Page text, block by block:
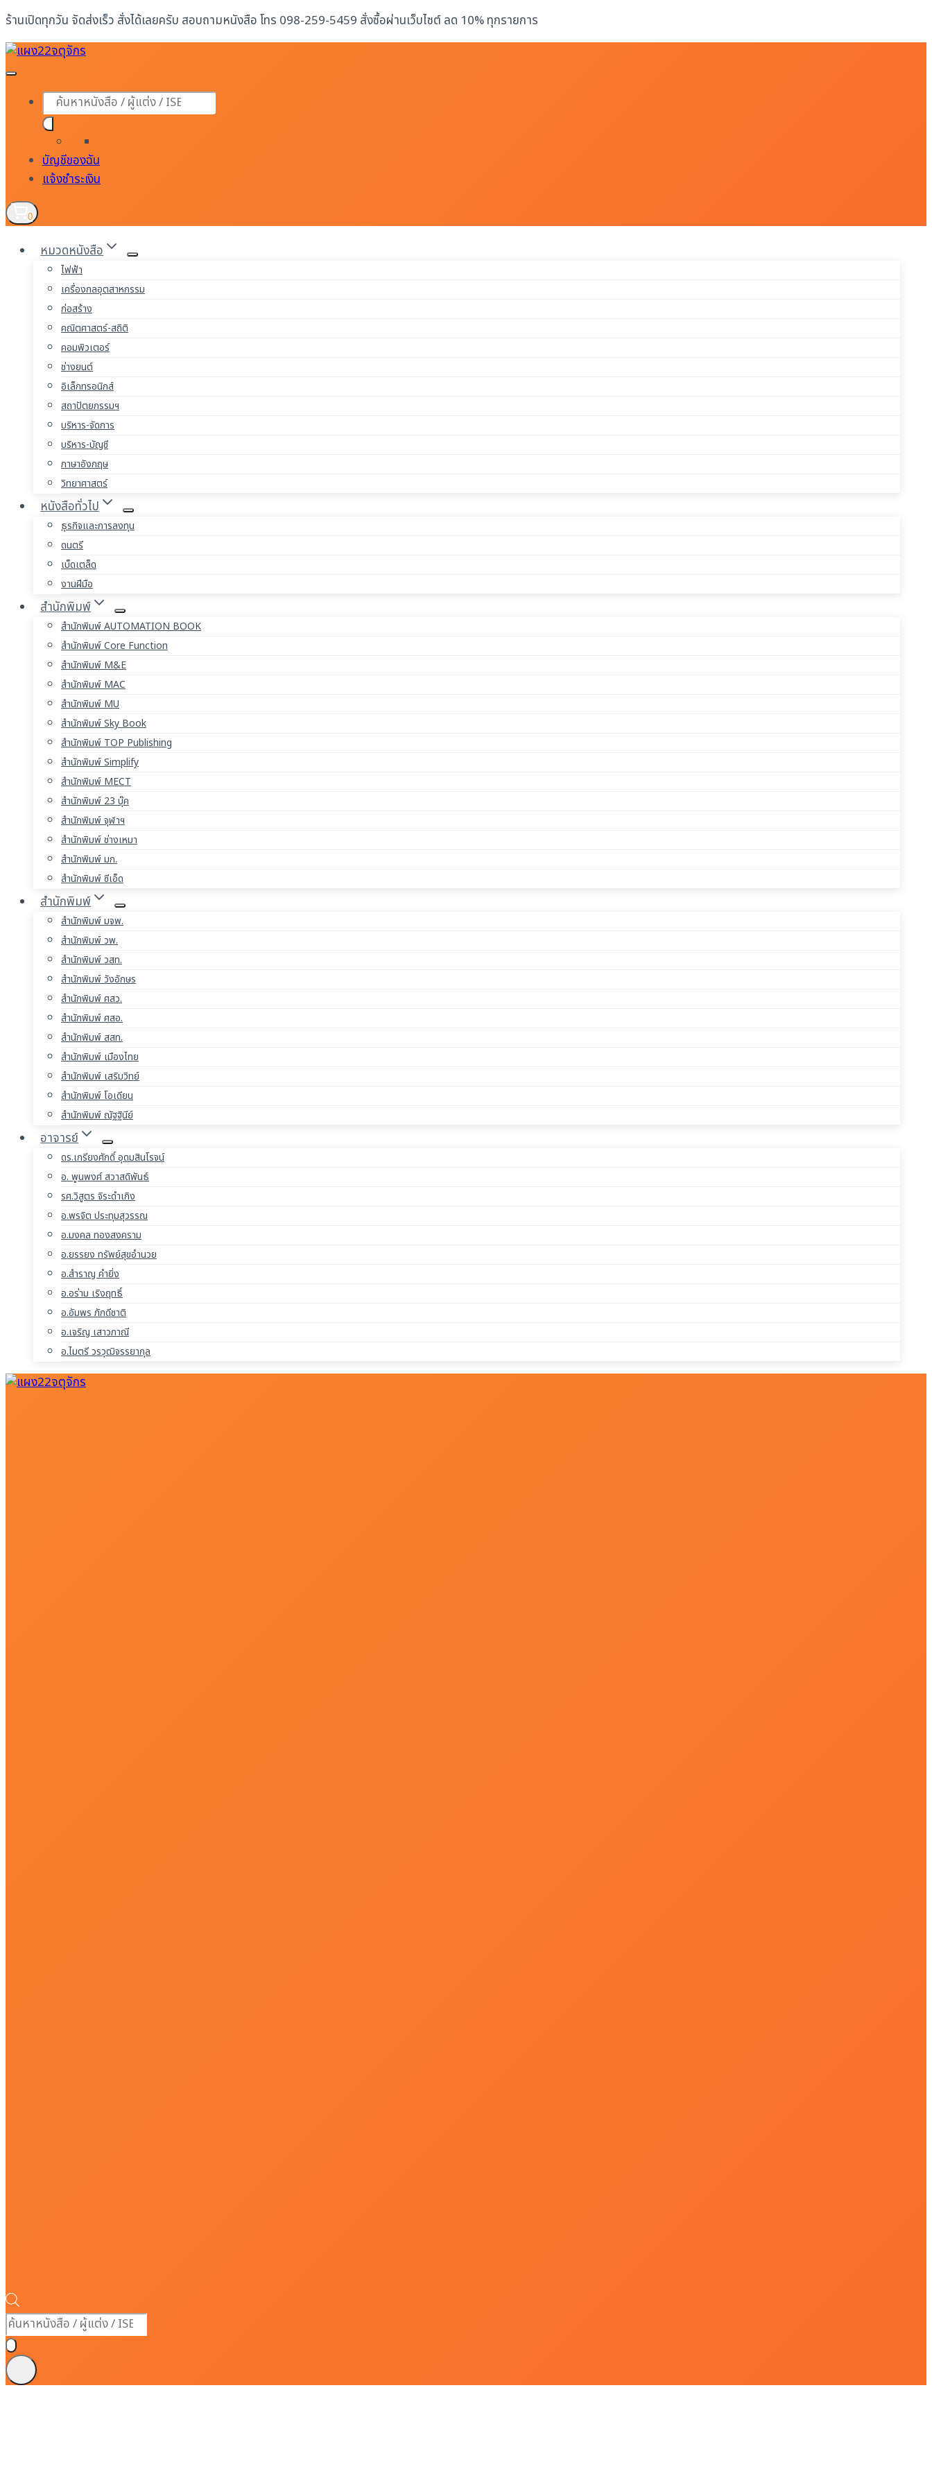
Skip
to
content
ร้านเปิดทุกวัน จัดส่งเร็ว สั่งได้เลยครับ สอบถามหนังสือ โทร 098-259-5459 สั่งซื้อผ่านเว็บไซต์ ลด 10% ทุกรายการ
Products
search
บัญชีของฉัน
แจ้งชำระเงิน
0
หมวดหนังสือ
ไฟฟ้า
เครื่องกลอุตสาหกรรม
ก่อสร้าง
คณิตศาสตร์-สถิติ
คอมพิวเตอร์
ช่างยนต์
อิเล็กทรอนิกส์
สถาปัตยกรรมฯ
บริหาร-จัดการ
บริหาร-บัญชี
ภาษาอังกฤษ
วิทยาศาสตร์
หนังสือทั่วไป
ธุรกิจและการลงทุน
ดนตรี
เบ็ดเตล็ด
งานฝีมือ
สำนักพิมพ์
สำนักพิมพ์ AUTOMATION BOOK
สำนักพิมพ์ Core Function
สำนักพิมพ์ M&E
สำนักพิมพ์ MAC
สำนักพิมพ์ MU
สำนักพิมพ์ Sky Book
สำนักพิมพ์ TOP Publishing
สำนักพิมพ์ Simplify
สำนักพิมพ์ MECT
สำนักพิมพ์ 23 บุ๊ค
สำนักพิมพ์ จุฬาฯ
สำนักพิมพ์ ช่างเหมา
สำนักพิมพ์ มก.
สำนักพิมพ์ ซีเอ็ด
สำนักพิมพ์
สำนักพิมพ์ มจพ.
สำนักพิมพ์ วพ.
สำนักพิมพ์ วสท.
สำนักพิมพ์ วังอักษร
สำนักพิมพ์ ศสว.
สำนักพิมพ์ ศสอ.
สำนักพิมพ์ สสท.
สำนักพิมพ์ เมืองไทย
สำนักพิมพ์ เสริมวิทย์
สำนักพิมพ์ โอเดียน
สำนักพิมพ์ ณัฐฐินีย์
อาจารย์
ดร.เกรียงศักดิ์ อุดมสินโรจน์
อ. พูนพงศ์ สวาสดิพันธ์
รศ.วิสูตร จิระดำเกิง
อ.พรจิต ประทุมสุวรรณ
อ.มงคล ทองสงคราม
อ.ยรรยง ทรัพย์สุขอำนวย
อ.สำราญ คำยิ่ง
อ.อร่าม เริงฤทธิ์
อ.อัมพร ภักดีชาติ
อ.เจริญ เสาวภาณี
อ.ไมตรี วรวุฒิจรรยากุล
Products
search